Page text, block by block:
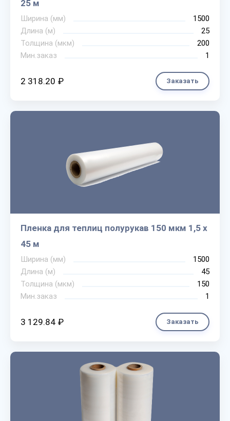
25 м
Ширина (мм)
1500
Длина (м)
25
Толщина (мкм)
200
Мин.заказ
1
2 318.20 ₽ Заказать
Пленка для теплиц полурукав 150 мкм 1,5 х
45 м
Ширина (мм)
1500
Длина (м)
45
Толщина (мкм)
150
Мин.заказ
1
3 129.84 ₽ Заказать